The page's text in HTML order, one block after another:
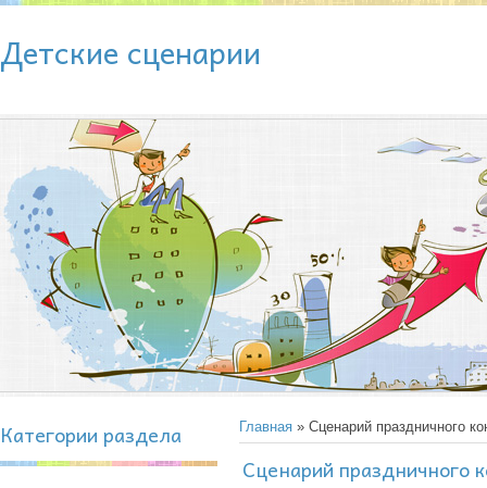
Детские сценарии
Категории раздела Главная » Сценарий праздничного
Сценарий праздничного